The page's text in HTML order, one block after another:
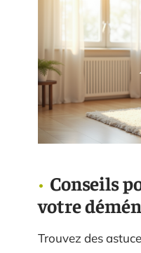
Conseils
votre
Trouvez des